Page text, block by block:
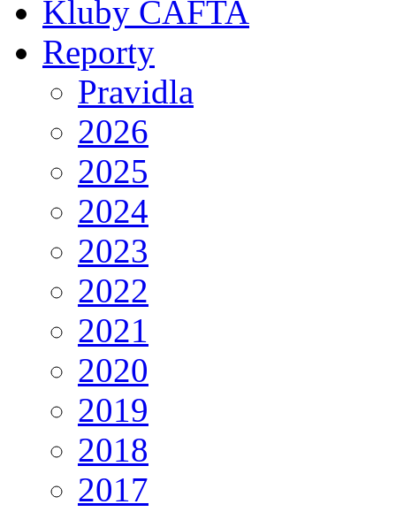
Kluby CAFTA
Reporty
Pravidla
2026
2025
2024
2023
2022
2021
2020
2019
2018
2017